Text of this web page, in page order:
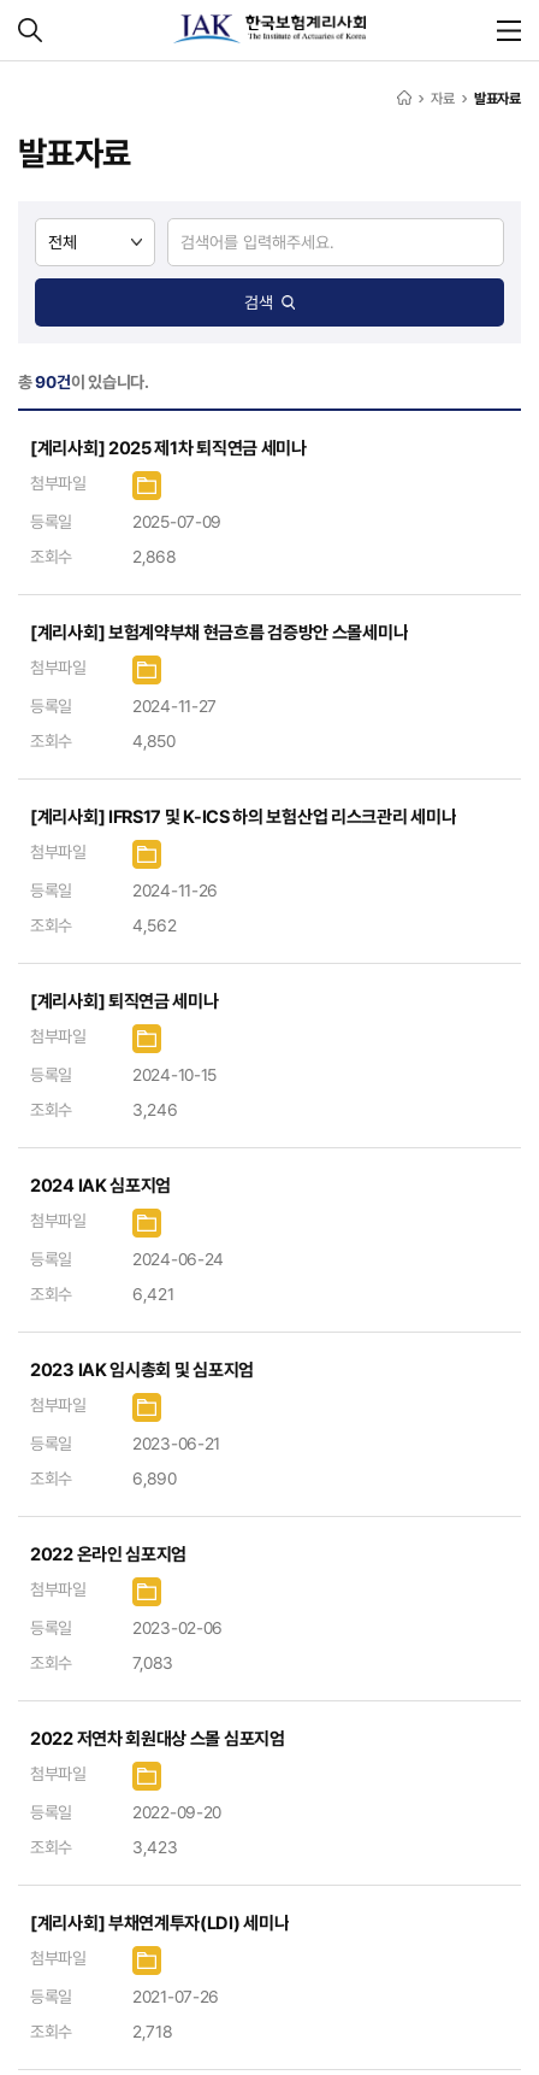
자료 발표자료
발표자료
검색
총90건이 있습니다.
[계리사회] 2025 제1차 퇴직연금 세미나
첨부파일
등록일
2025-07-09
조회수
2,868
[계리사회] 보험계약부채 현금흐름 검증방안 스몰세미나
첨부파일
등록일
2024-11-27
조회수
4,850
[계리사회] IFRS17 및 K-ICS 하의 보험산업 리스크관리 세미나
첨부파일
등록일
2024-11-26
조회수
4,562
[계리사회] 퇴직연금 세미나
첨부파일
등록일
2024-10-15
조회수
3,246
2024 IAK 심포지엄
첨부파일
등록일
2024-06-24
조회수
6,421
2023 IAK 임시총회 및 심포지엄
첨부파일
등록일
2023-06-21
조회수
6,890
2022 온라인 심포지엄
첨부파일
등록일
2023-02-06
조회수
7,083
2022 저연차 회원대상 스몰 심포지엄
첨부파일
등록일
2022-09-20
조회수
3,423
[계리사회] 부채연계투자(LDI) 세미나
첨부파일
등록일
2021-07-26
조회수
2,718